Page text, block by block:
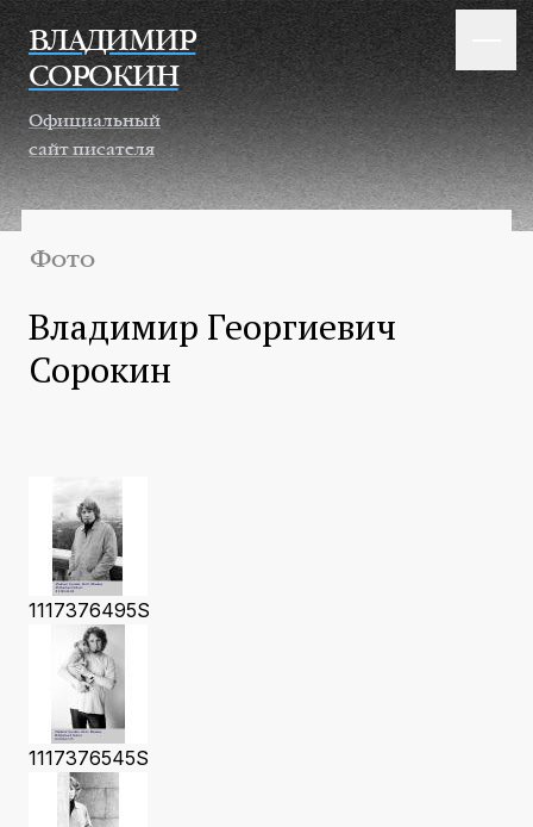
Перейти к основному содержанию
ВЛАДИМИР
СОРОКИН
Официальный
сайт писателя
Фото
Владимир Георгиевич
Сорокин
1117376495S
1117376545S